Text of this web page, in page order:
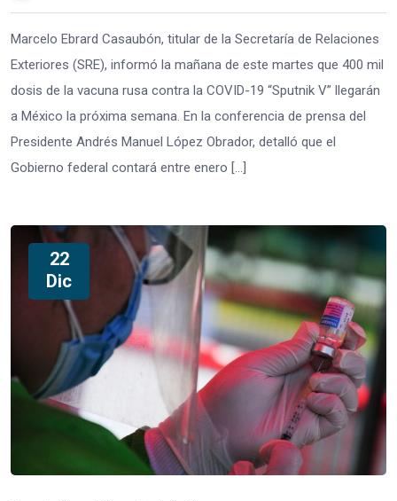
Marcelo Ebrard Casaubón, titular de la Secretaría de Relaciones
Exteriores (SRE), informó la mañana de este martes que 400 mil
dosis de la vacuna rusa contra la COVID-19 “Sputnik V” llegarán
a México la próxima semana. En la conferencia de prensa del
Presidente Andrés Manuel López Obrador, detalló que el
Gobierno federal contará entre enero […]
22
Dic